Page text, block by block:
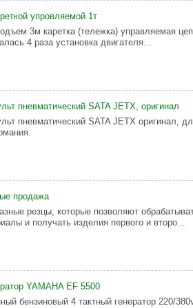
упровляемой 1т
3м каретка (тележка) управляемая
4 раза установка двигателя...
пневматический SATA JETX, оригинал
пневматический SATA JETX оригинал,
продажа
резцы, которые позволяют
и получать изделия первого и второ...
YAMAHA EF 5500
бензиновый 4 тактный генератор 220/